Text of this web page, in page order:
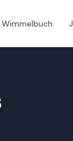
Wimmelbuch